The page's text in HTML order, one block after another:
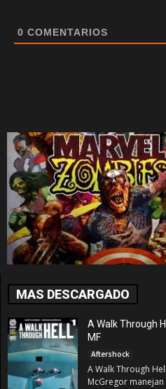
0 COMENTARIOS
MAS DESCARGADO
A Walk Through
MF
Aftershock
A Walk Through
McGregor